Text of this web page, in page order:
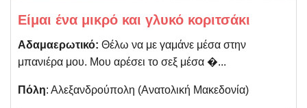
Είμαι ένα μικρό και γλυκό κοριτσάκι
Αδαμαερωτικό: Θέλω να με γαμάνε μέσα στην
μπανιέρα μου. Μου αρέσει το σεξ μέσα �...
Πόλη: Αλεξανδρούπολη (Aνατολική Μακεδονία)